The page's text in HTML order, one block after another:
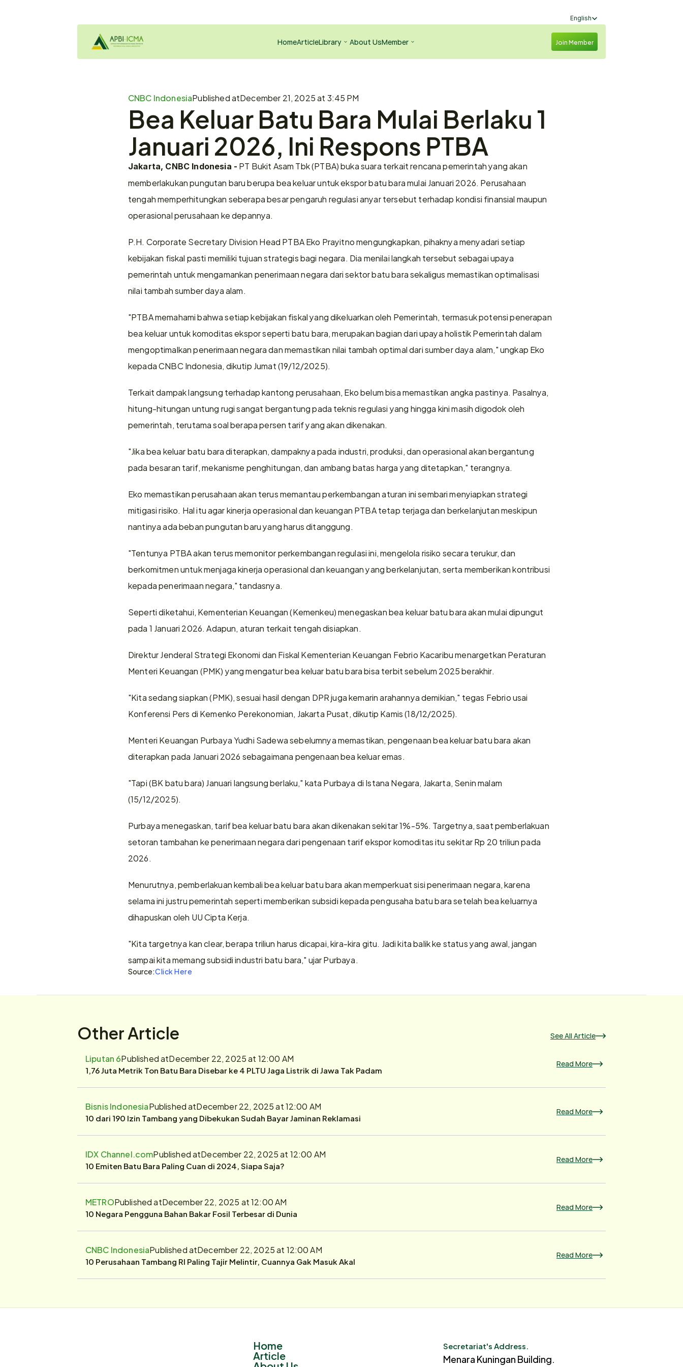
Select Language
English
HomeArticleLibrary About UsMember Join Member
CNBC IndonesiaPublished atDecember 21, 2025 at 3:45 PM
Bea Keluar Batu Bara Mulai Berlaku 1
Januari 2026, Ini Respons PTBA
Jakarta, CNBC Indonesia - PT Bukit Asam Tbk (PTBA) buka suara terkait rencana pemerintah yang akan
memberlakukan pungutan baru berupa bea keluar untuk ekspor batu bara mulai Januari 2026. Perusahaan
tengah memperhitungkan seberapa besar pengaruh regulasi anyar tersebut terhadap kondisi finansial maupun
operasional perusahaan ke depannya.
P.H. Corporate Secretary Division Head PTBA Eko Prayitno mengungkapkan, pihaknya menyadari setiap
kebijakan fiskal pasti memiliki tujuan strategis bagi negara. Dia menilai langkah tersebut sebagai upaya
pemerintah untuk mengamankan penerimaan negara dari sektor batu bara sekaligus memastikan optimalisasi
nilai tambah sumber daya alam.
"PTBA memahami bahwa setiap kebijakan fiskal yang dikeluarkan oleh Pemerintah, termasuk potensi penerapan
bea keluar untuk komoditas ekspor seperti batu bara, merupakan bagian dari upaya holistik Pemerintah dalam
mengoptimalkan penerimaan negara dan memastikan nilai tambah optimal dari sumber daya alam," ungkap Eko
kepada CNBC Indonesia, dikutip Jumat (19/12/2025).
Terkait dampak langsung terhadap kantong perusahaan, Eko belum bisa memastikan angka pastinya. Pasalnya,
hitung-hitungan untung rugi sangat bergantung pada teknis regulasi yang hingga kini masih digodok oleh
pemerintah, terutama soal berapa persen tarif yang akan dikenakan.
"Jika bea keluar batu bara diterapkan, dampaknya pada industri, produksi, dan operasional akan bergantung
pada besaran tarif, mekanisme penghitungan, dan ambang batas harga yang ditetapkan," terangnya.
Eko memastikan perusahaan akan terus memantau perkembangan aturan ini sembari menyiapkan strategi
mitigasi risiko. Hal itu agar kinerja operasional dan keuangan PTBA tetap terjaga dan berkelanjutan meskipun
nantinya ada beban pungutan baru yang harus ditanggung.
"Tentunya PTBA akan terus memonitor perkembangan regulasi ini, mengelola risiko secara terukur, dan
berkomitmen untuk menjaga kinerja operasional dan keuangan yang berkelanjutan, serta memberikan kontribusi
kepada penerimaan negara," tandasnya.
Seperti diketahui, Kementerian Keuangan (Kemenkeu) menegaskan bea keluar batu bara akan mulai dipungut
pada 1 Januari 2026. Adapun, aturan terkait tengah disiapkan.
Direktur Jenderal Strategi Ekonomi dan Fiskal Kementerian Keuangan Febrio Kacaribu menargetkan Peraturan
Menteri Keuangan (PMK) yang mengatur bea keluar batu bara bisa terbit sebelum 2025 berakhir.
"Kita sedang siapkan (PMK), sesuai hasil dengan DPR juga kemarin arahannya demikian," tegas Febrio usai
Konferensi Pers di Kemenko Perekonomian, Jakarta Pusat, dikutip Kamis (18/12/2025).
Menteri Keuangan Purbaya Yudhi Sadewa sebelumnya memastikan, pengenaan bea keluar batu bara akan
diterapkan pada Januari 2026 sebagaimana pengenaan bea keluar emas.
"Tapi (BK batu bara) Januari langsung berlaku," kata Purbaya di Istana Negara, Jakarta, Senin malam
(15/12/2025).
Purbaya menegaskan, tarif bea keluar batu bara akan dikenakan sekitar 1%-5%. Targetnya, saat pemberlakuan
setoran tambahan ke penerimaan negara dari pengenaan tarif ekspor komoditas itu sekitar Rp 20 triliun pada
2026.
Menurutnya, pemberlakuan kembali bea keluar batu bara akan memperkuat sisi penerimaan negara, karena
selama ini justru pemerintah seperti memberikan subsidi kepada pengusaha batu bara setelah bea keluarnya
dihapuskan oleh UU Cipta Kerja.
"Kita targetnya kan clear, berapa triliun harus dicapai, kira-kira gitu. Jadi kita balik ke status yang awal, jangan
sampai kita memang subsidi industri batu bara," ujar Purbaya.
Source:Click Here
Other Article See All Article
Liputan 6Published atDecember 22, 2025 at 12:00 AM
1,76 Juta Metrik Ton Batu Bara Disebar ke 4 PLTU Jaga Listrik di Jawa Tak Padam Read More
Bisnis IndonesiaPublished atDecember 22, 2025 at 12:00 AM
10 dari 190 Izin Tambang yang Dibekukan Sudah Bayar Jaminan Reklamasi Read More
IDX Channel.comPublished atDecember 22, 2025 at 12:00 AM
10 Emiten Batu Bara Paling Cuan di 2024, Siapa Saja? Read More
METROPublished atDecember 22, 2025 at 12:00 AM
10 Negara Pengguna Bahan Bakar Fosil Terbesar di Dunia Read More
CNBC IndonesiaPublished atDecember 22, 2025 at 12:00 AM
10 Perusahaan Tambang RI Paling Tajir Melintir, Cuannya Gak Masuk Akal Read More
Home
Article
Secretariat's Address.
Menara Kuningan Building.